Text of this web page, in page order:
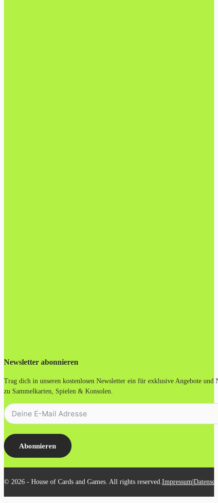
Newsletter abonnieren
Trag dich in unseren kostenlosen Newsletter ein für exklusive Angebote und
zu Sammelkarten, Spielen & Konsolen.
Abonnieren
© 2026 - House of Cards and Games. All rights reserved.Impressum|